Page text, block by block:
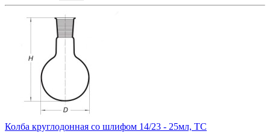
Колба круглодонная со шлифом 14/23 - 25мл, ТС